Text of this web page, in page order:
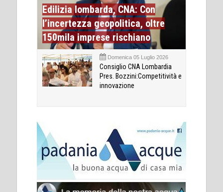
Edilizia lombarda, CNA: Con
l’incertezza geopolitica, oltre
150mila imprese rischiano
Domenica 05 Luglio 2026
Consiglio CNA Lombardia
Pres. Bozzini:Competitività e
innovazione